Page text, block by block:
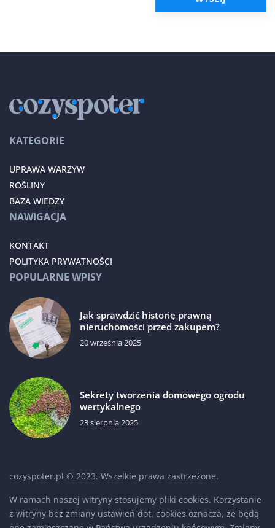
KATEGORIE
UPRAWA WARZYW
ROŚLINY
BAZA WIEDZY
NAWIGACJA
KONTAKT
POLITYKA PRYWATNOŚCI
POPULARNE WPISY
Jak sprawdzić historię prawną
nieruchomości przed zakupem?
20 września 2025
Sekrety tworzenia domowego ogrodu
wertykalnego
23 sierpnia 2025
cozyspoter.pl © 2023. Wszelkie prawa zastrzeżone.
W ramach naszej witryny stosujemy pliki cookies. Korzystanie
z witryny bez zmiany ustawień dot. cookies oznacza, że będą